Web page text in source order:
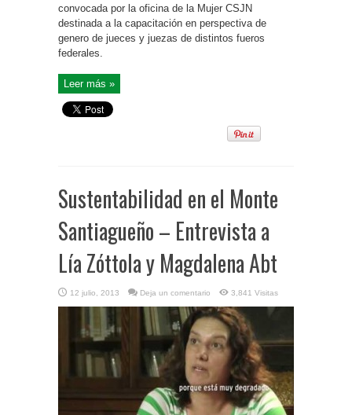
convocada por la oficina de la Mujer CSJN
destinada a la capacitación en perspectiva de
genero de jueces y juezas de distintos fueros
federales.
Leer más »
Sustentabilidad en el Monte
Santiagueño – Entrevista a
Lía Zóttola y Magdalena Abt
12 julio, 2013 Deja un comentario 3,841 Visitas